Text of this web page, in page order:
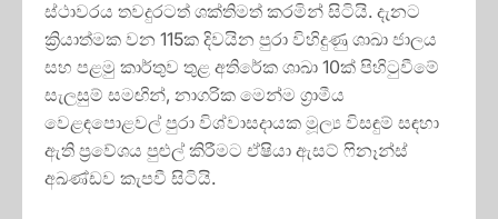
ස්ථාවරය තවදුරටත් ශක්තිමත් කරමින් සිටියි. දැනට
ක්‍රියාත්මක වන 115ක දිවයින පුරා විහිදුණු ශාඛා ජාලය
සහ පළමු කාර්තුව තුළ අතිරේක ශාඛා 10ක් පිහිටුවීමේ
සැලසුම් සමඟින්, නාගරික මෙන්ම ග්‍රාමීය
වෙළඳපොළවල් පුරා විශ්වාසදායක මූල්‍ය විසඳුම් සඳහා
ඇති ප්‍රවේශය පුළුල් කිරීමට ඒෂියා ඇසට් ෆිනෑන්ස්
අඛණ්ඩව කැපවී සිටියි.